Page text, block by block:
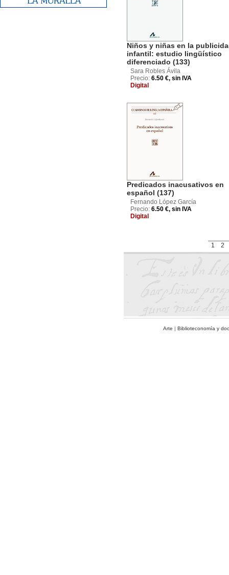
Niños y niñas en la
infantil: estudio lingüístico
diferenciado (133)
Sara Robles Ávila
Precio: 6.50 €, sin IVA
Digital
Predicados inacusativos en
español (137)
Fernando López García
Precio: 6.50 €, sin IVA
Digital
1 2
Arte | Biblioteconomía y